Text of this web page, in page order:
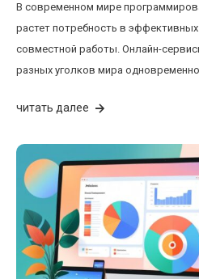
В современном мире
растет потребность в
совместной работы. Онлайн-
разных уголков мира одновременно
читать далее